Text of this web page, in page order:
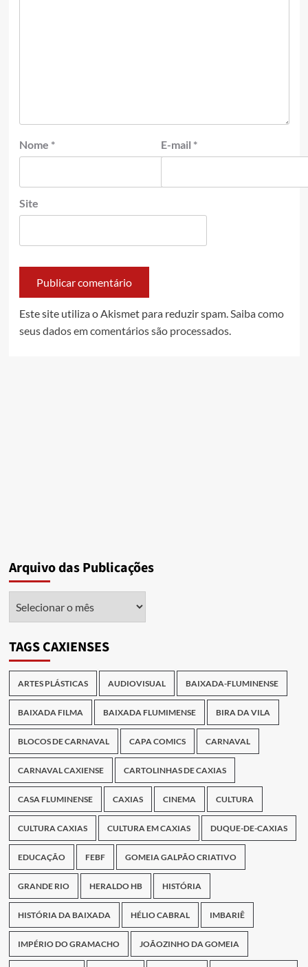
Nome * E-mail *
Site
Este site utiliza o Akismet para reduzir spam.Saiba como
seus dados em comentários são processados.
Arquivo das Publicações
TAGS CAXIENSES
ARTES PLÁSTICAS AUDIOVISUAL BAIXADA-FLUMINENSE
BAIXADA FILMA BAIXADA FLUMIMENSE BIRA DA VILA
BLOCOS DE CARNAVAL CAPA COMICS CARNAVAL
CARNAVAL CAXIENSE CARTOLINHAS DE CAXIAS
CASA FLUMINENSE CAXIAS CINEMA CULTURA
CULTURA CAXIAS CULTURA EM CAXIAS DUQUE-DE-CAXIAS
EDUCAÇÃO FEBF GOMEIA GALPÃO CRIATIVO
GRANDE RIO HERALDO HB HISTÓRIA
HISTÓRIA DA BAIXADA HÉLIO CABRAL IMBARIÊ
IMPÉRIO DO GRAMACHO JOÃOZINHO DA GOMEIA